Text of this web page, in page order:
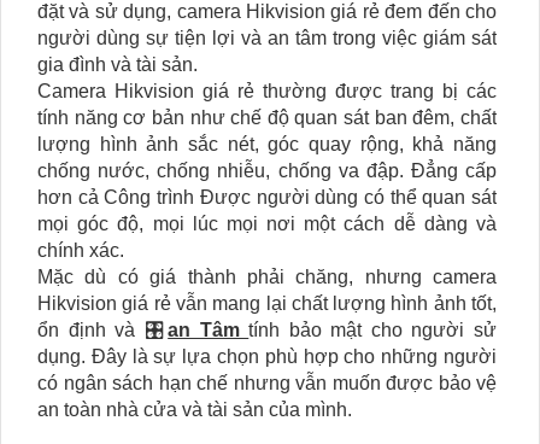
đặt và sử dụng, camera Hikvision giá rẻ đem đến cho
người dùng sự tiện lợi và an tâm trong việc giám sát
gia đình và tài sản.
Camera Hikvision giá rẻ thường được trang bị các
tính năng cơ bản như chế độ quan sát ban đêm, chất
lượng hình ảnh sắc nét, góc quay rộng, khả năng
chống nước, chống nhiễu, chống va đập. Đẳng cấp
hơn cả Công trình Được người dùng có thể quan sát
mọi góc độ, mọi lúc mọi nơi một cách dễ dàng và
chính xác.
Mặc dù có giá thành phải chăng, nhưng camera
Hikvision giá rẻ vẫn mang lại chất lượng hình ảnh tốt,
ổn định và 🎛an Tâmtính bảo mật cho người sử
dụng. Đây là sự lựa chọn phù hợp cho những người
có ngân sách hạn chế nhưng vẫn muốn được bảo vệ
an toàn nhà cửa và tài sản của mình.